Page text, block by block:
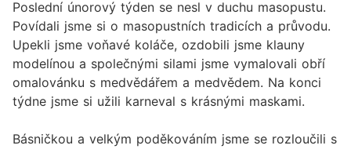
Poslední únorový týden se nesl v duchu masopustu.
Povídali jsme si o masopustních tradicích a průvodu.
Upekli jsme voňavé koláče, ozdobili jsme klauny
modelínou a společnými silami jsme vymalovali obří
omalovánku s medvědářem a medvědem. Na konci
týdne jsme si užili karneval s krásnými maskami.
Básničkou a velkým poděkováním jsme se rozloučili s